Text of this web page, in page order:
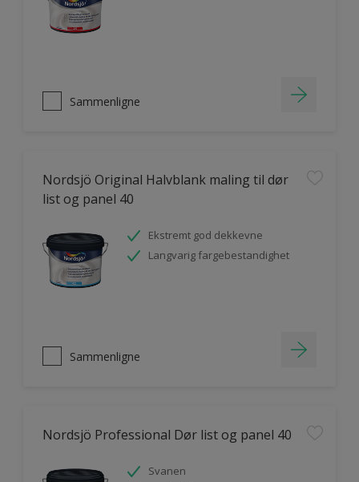
Sammenligne
Nordsjö Original Halvblank maling til dør
list og panel 40
Ekstremt god dekkevne
Langvarig fargebestandighet
Sammenligne
Nordsjö Professional Dør list og panel 40
Svanen